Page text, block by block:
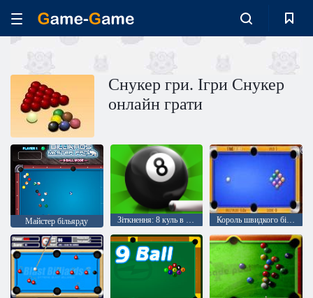
Снукер гри. Ігри Снукер
онлайн грати
Майстер більярду Зіткнення: 8 куль в снукер Король швидкого більярду